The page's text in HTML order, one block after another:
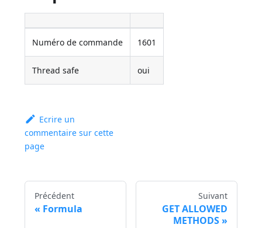
Numéro de commande 1601
Thread safe oui
Ecrire un
commentaire sur cette
page
Précédent
Formula
Suivant
GET ALLOWED
METHODS